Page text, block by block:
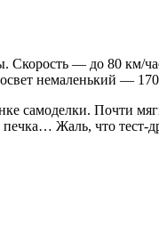
— до 80 км/
немаленький —
самоделки. Почти
Жаль, что тест-